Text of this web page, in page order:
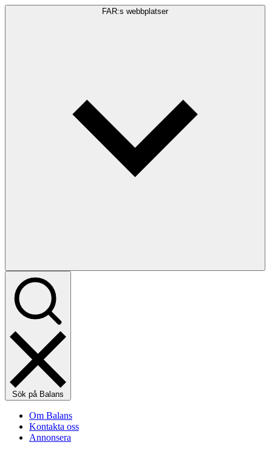
FAR:s webbplatser
Sök på Balans
Om Balans
Kontakta oss
Annonsera